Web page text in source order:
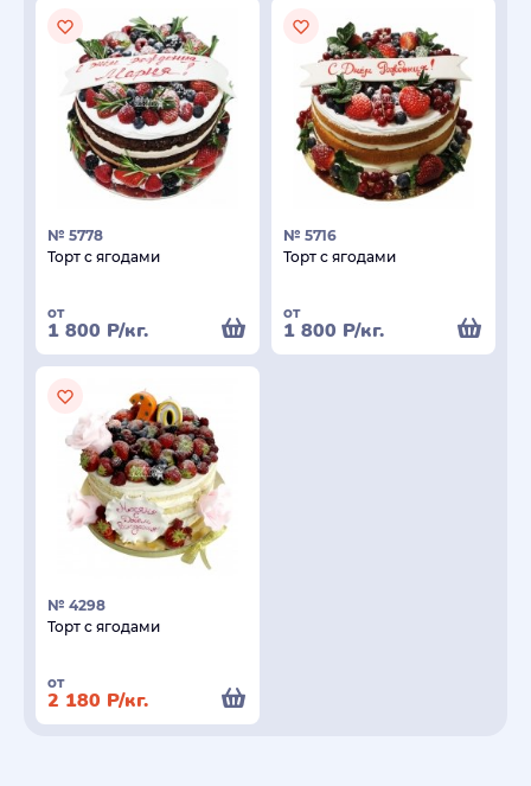
№ 5778
Торт с ягодами
от
1 800 Р/кг.
№ 5716
Торт с ягодами
от
1 800 Р/кг.
№ 4298
Торт с ягодами
от
2 180 Р/кг.